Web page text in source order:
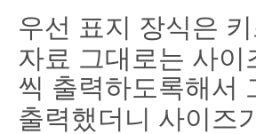
우선 표지 장식은
자료 그대로는 사
씩 출력하도록해서
출력했더니 사이즈